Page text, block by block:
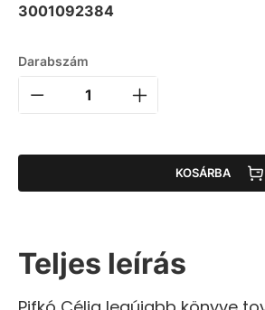
3001092384
Darabszám
KOSÁRBA
Teljes leírás